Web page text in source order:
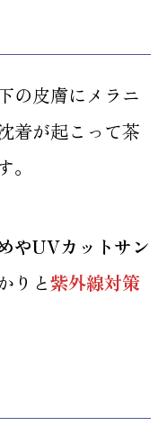
の皮膚にメラニ
着が起こって茶
やUVカットサン
りと紫外線対策